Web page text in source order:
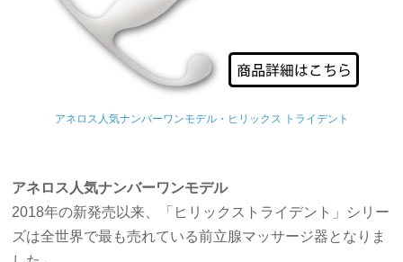
アネロス人気ナンバーワンモデル・ヒリックス トライデント
アネロス人気ナンバーワンモデル
2018年の新発売以来、「ヒリックストライデント」シリー
ズは全世界で最も売れている前立腺マッサージ器となりま